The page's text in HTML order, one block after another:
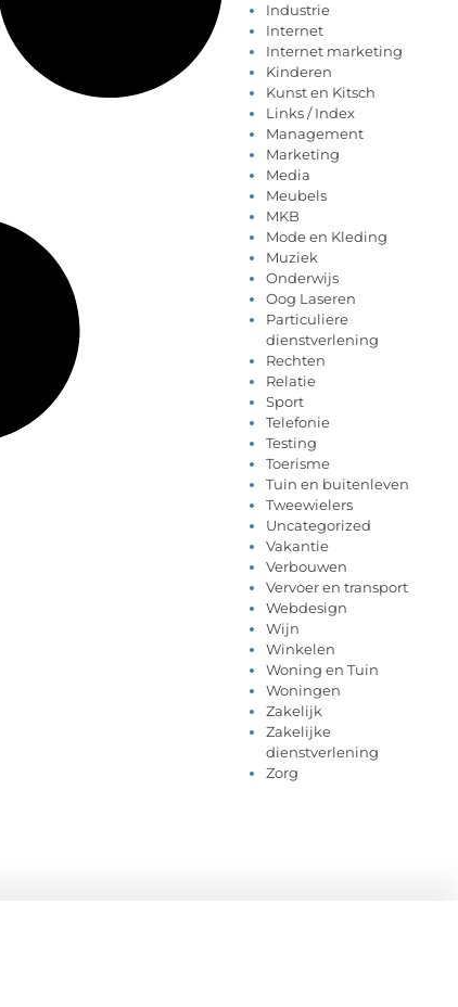
Industrie
Internet
Internet marketing
Kinderen
Kunst en Kitsch
Links / Index
Management
Marketing
Media
Meubels
MKB
Mode en Kleding
Muziek
Onderwijs
Oog Laseren
Particuliere
dienstverlening
Rechten
Relatie
Sport
Telefonie
Testing
Toerisme
Tuin en buitenleven
Tweewielers
Uncategorized
Vakantie
Verbouwen
Vervoer en transport
Webdesign
Wijn
Winkelen
Woning en Tuin
Woningen
Zakelijk
Zakelijke
dienstverlening
Zorg